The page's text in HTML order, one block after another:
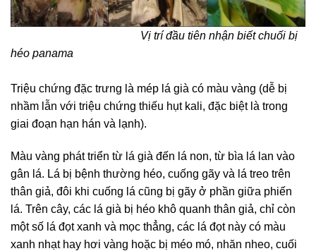
Vị trí đầu tiên nhận biết chuối bị
héo panama
Triệu chứng đặc trưng là mép lá già có màu vàng (dễ bị
nhầm lẫn với triệu chứng thiếu hụt kali, đặc biệt là trong
giai đoạn hạn hán và lạnh).
Màu vàng phát triển từ lá già đến lá non, từ bìa lá lan vào
gân lá. Lá bị bệnh thường héo, cuống gãy và lá treo trên
thân giả, đôi khi cuống lá cũng bị gãy ở phần giữa phiến
lá. Trên cây, các lá già bị héo khô quanh thân giả, chỉ còn
một số lá đọt xanh và mọc thẳng, các lá đọt này có màu
xanh nhạt hay hơi vàng hoặc bị méo mó, nhăn nheo, cuối